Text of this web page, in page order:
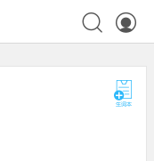

